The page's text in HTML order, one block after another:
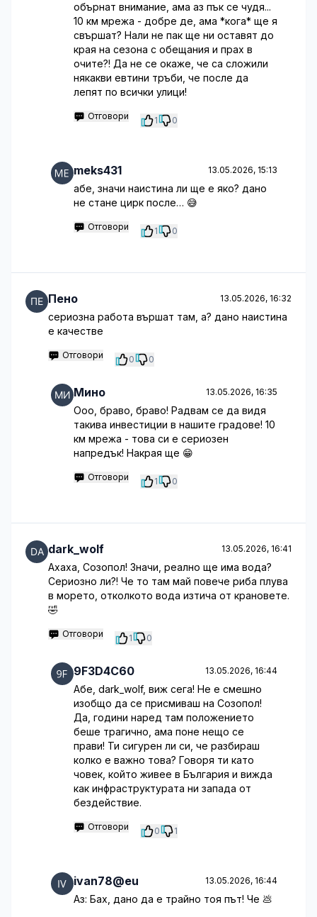
обърнат внимание, ама аз пък се чудя...
10 км мрежа - добре де, ама *кога* ще я
свършат? Нали не пак ще ни оставят до
края на сезона с обещания и прах в
очите?! Да не се окаже, че са сложили
някакви евтини тръби, че после да
лепят по всички улици!
Отговори 1 0
meks431 13.05.2026, 15:13
абе, значи наистина ли ще е яко? дано
не стане цирк после… 😅
Отговори 1 0
Пено 13.05.2026, 16:32
сериозна работа вършат там, а? дано наистина
е качестве
Отговори 0 0
Мино 13.05.2026, 16:35
Ооо, браво, браво! Радвам се да видя
такива инвестиции в нашите градове! 10
км мрежа - това си е сериозен
напредък! Накрая ще 😁
Отговори 1 0
dark_wolf 13.05.2026, 16:41
Ахаха, Созопол! Значи, реално ще има вода?
Сериозно ли?! Че то там май повече риба плува
в морето, отколкото вода изтича от крановете.
🤣
Отговори 1 0
9F3D4C60 13.05.2026, 16:44
Абе, dark_wolf, виж сега! Не е смешно
изобщо да се присмиваш на Созопол!
Да, години наред там положението
беше трагично, ама поне нещо се
прави! Ти сигурен ли си, че разбираш
колко е важно това? Говоря ти като
човек, който живее в България и вижда
как инфраструктурата ни запада от
бездействие.
Отговори 0 1
ivan78@eu 13.05.2026, 16:44
Аз: Бах, дано да е трайно тоя път! Че 💩